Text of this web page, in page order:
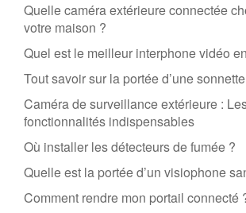
Quelle caméra extérieure connectée
votre maison ?
Quel est le meilleur interphone vidéo
Tout savoir sur la portée d’une
Caméra de surveillance extérieure :
fonctionnalités indispensables
Où installer les détecteurs de fumée ?
Quelle est la portée d’un visiophone
Comment rendre mon portail connecté